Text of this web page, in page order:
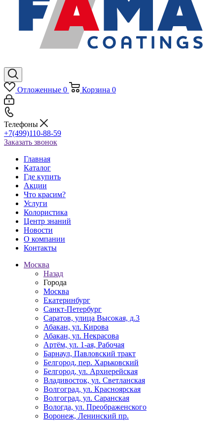
Отложенные 0 Корзина 0
Телефоны
+7(499)110-88-59
Заказать звонок
Главная
Каталог
Где купить
Акции
Что красим?
Услуги
Колористика
Центр знаний
Новости
О компании
Контакты
Москва
Назад
Города
Москва
Екатеринбург
Санкт-Петербург
Саратов, улица Высокая, д.3
Абакан, ул. Кирова
Абакан, ул. Некрасова
Артём, ул. 1-ая, Рабочая
Барнаул, Павловский тракт
Белгород, пер. Харьковский
Белгород, ул. Архиерейская
Владивосток, ул. Светланская
Волгоград, ул. Красноярская
Волгоград, ул. Саранская
Вологда, ул. Преображенского
Воронеж, Ленинский пр.